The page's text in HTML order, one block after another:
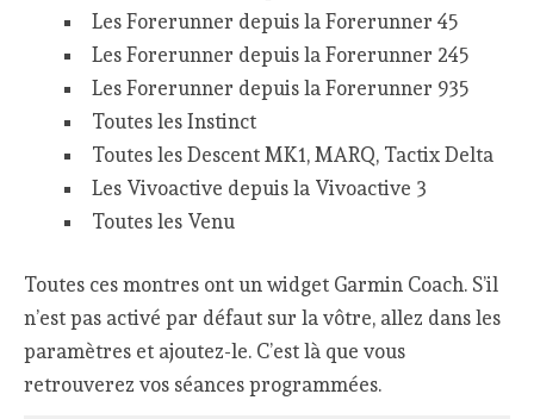
Les Forerunner depuis la Forerunner 45
Les Forerunner depuis la Forerunner 245
Les Forerunner depuis la Forerunner 935
Toutes les Instinct
Toutes les Descent MK1, MARQ, Tactix Delta
Les Vivoactive depuis la Vivoactive 3
Toutes les Venu
Toutes ces montres ont un widget Garmin Coach. S’il
n’est pas activé par défaut sur la vôtre, allez dans les
paramètres et ajoutez-le. C’est là que vous
retrouverez vos séances programmées.